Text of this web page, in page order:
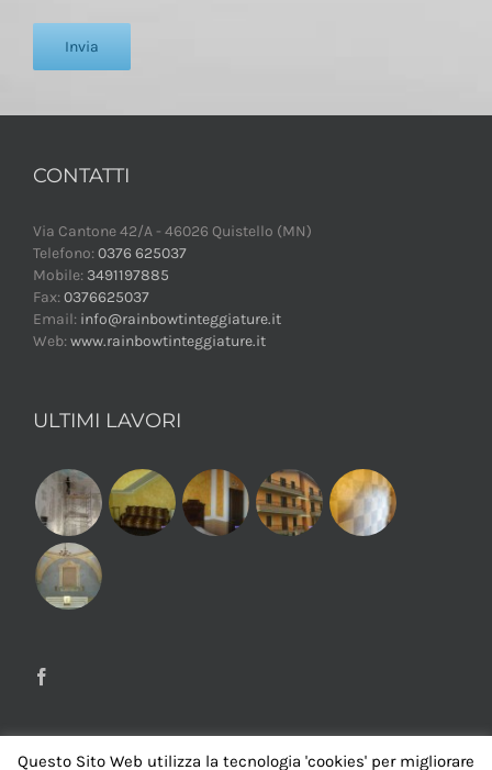
CONTATTI
Via Cantone 42/A - 46026 Quistello (MN)
Telefono:0376 625037
Mobile: 3491197885
Fax:0376625037
Email: info@rainbowtinteggiature.it
Web:www.rainbowtinteggiature.it
ULTIMI LAVORI
Questo Sito Web utilizza la tecnologia 'cookies' per migliorare